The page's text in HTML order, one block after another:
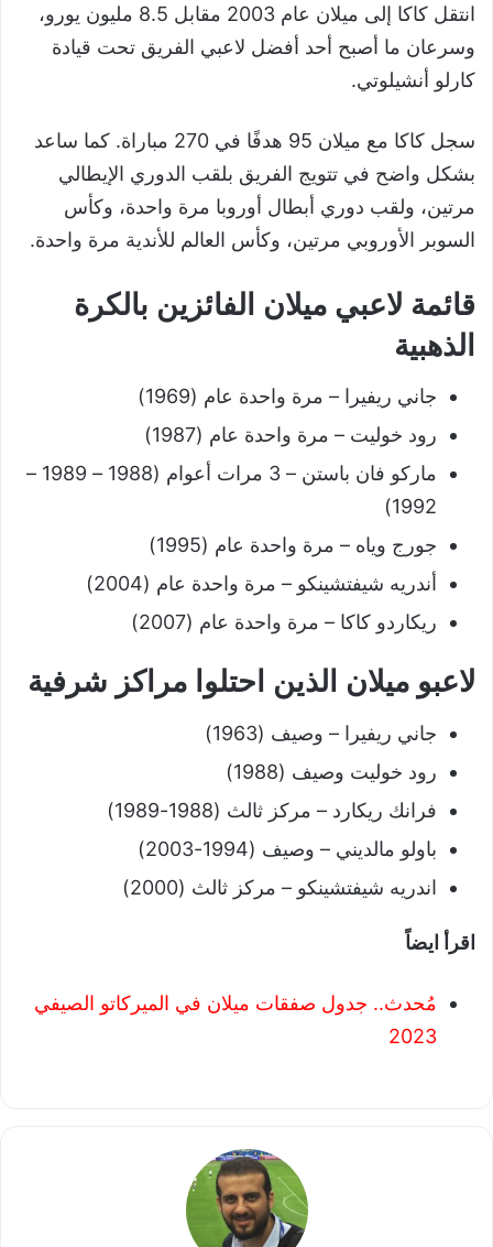
انتقل كاكا إلى ميلان عام 2003 مقابل 8.5 مليون يورو،
وسرعان ما أصبح أحد أفضل لاعبي الفريق تحت قيادة
كارلو أنشيلوتي.
سجل كاكا مع ميلان 95 هدفًا في 270 مباراة. كما ساعد
بشكل واضح في تتويج الفريق بلقب الدوري الإيطالي
مرتين، ولقب دوري أبطال أوروبا مرة واحدة، وكأس
السوبر الأوروبي مرتين، وكأس العالم للأندية مرة واحدة.
قائمة لاعبي ميلان الفائزين بالكرة
الذهبية
جاني ريفيرا – مرة واحدة عام (1969)
رود خوليت – مرة واحدة عام (1987)
ماركو فان باستن – 3 مرات أعوام (1988 – 1989 –
1992)
جورج وياه – مرة واحدة عام (1995)
أندريه شيفتشينكو – مرة واحدة عام (2004)
ريكاردو كاكا – مرة واحدة عام (2007)
لاعبو ميلان الذين احتلوا مراكز شرفية
جاني ريفيرا – وصيف (1963)
رود خوليت وصيف (1988)
فرانك ريكارد – مركز ثالث (1988-1989)
باولو مالديني – وصيف (1994-2003)
اندريه شيفتشينكو – مركز ثالث (2000)
اقرأ ايضاً
مُحدث.. جدول صفقات ميلان في الميركاتو الصيفي
2023